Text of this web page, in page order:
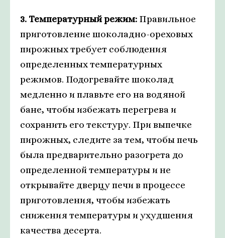
3. Температурный режим: Правильное
приготовление шоколадно-ореховых
пирожных требует соблюдения
определенных температурных
режимов. Подогревайте шоколад
медленно и плавьте его на водяной
бане, чтобы избежать перегрева и
сохранить его текстуру. При выпечке
пирожных, следите за тем, чтобы печь
была предварительно разогрета до
определенной температуры и не
открывайте дверцу печи в процессе
приготовления, чтобы избежать
снижения температуры и ухудшения
качества десерта.